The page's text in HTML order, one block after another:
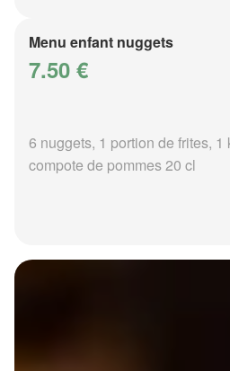
Menu enfant nuggets
7.50 €
6 nuggets, 1 portion de frites, 1
compote de pommes 20 cl